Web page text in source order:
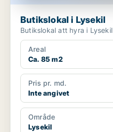
Butikslokal i Lysekil
Butikslokal att hyra i Lysekil
Areal
Ca. 85 m2
Pris pr. md.
Inte angivet
Område
Lysekil